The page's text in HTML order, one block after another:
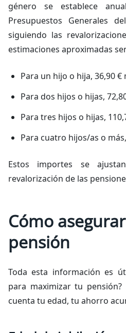
género se establece
Presupuestos Generales
siguiendo las
estimaciones aproximadas
Para un hijo o hija, 36,90 €
Para dos hijos o hijas,
Para tres hijos o hijas,
Para cuatro hijos/as o
Estos importes se
revalorización de las
Cómo
pensión
Toda esta información es
para maximizar tu
cuenta tu edad, tu ahorro